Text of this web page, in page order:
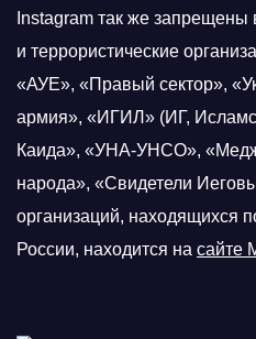
Instagram так же запрещены
и террористические
«АУЕ», «Правый сектор»,
армия», «ИГИЛ» (ИГ,
Каида», «УНА-УНСО»,
народа», «Свидетели
организаций, находящихся
России, находится на сайте